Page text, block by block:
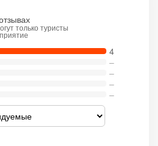
только туристы
4
–
–
–
–